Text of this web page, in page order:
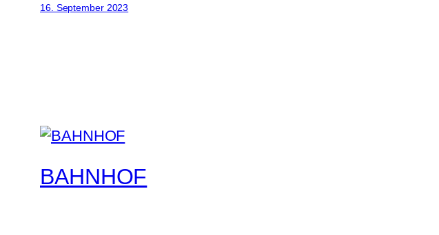
16. September 2023
BAHNHOF